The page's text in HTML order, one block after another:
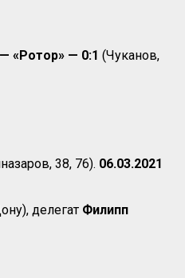
«Ротор» — 0:1 (Чуканов,
38, 76). 06.03.2021
делегат Филипп